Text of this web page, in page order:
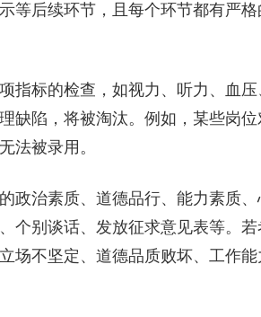
等后续环节，且每个环节都有严
指标的检查，如视力、听力、血
缺陷，将被淘汰。例如，某些岗
法被录用。
政治素质、道德品行、能力素质
个别谈话、发放征求意见表等。
场不坚定、道德品质败坏、工作